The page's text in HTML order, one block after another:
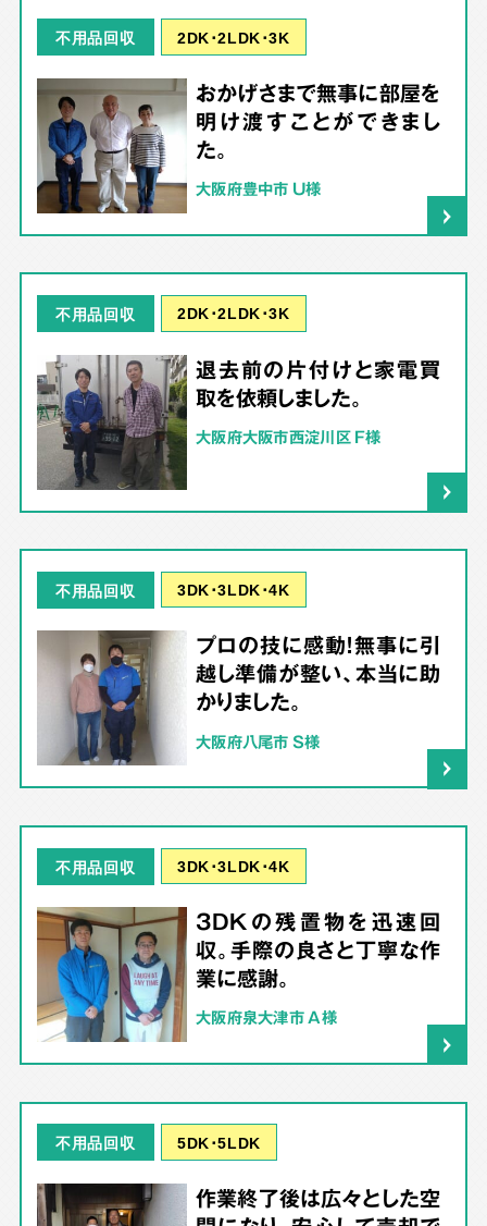
不用品回収 2DK･2LDK･3K
おかげさまで無事に部屋を
明け渡すことができまし
た。
大阪府豊中市 U様
不用品回収 2DK･2LDK･3K
退去前の片付けと家電買
取を依頼しました。
大阪府大阪市西淀川区 F様
不用品回収 3DK･3LDK･4K
プロの技に感動！無事に引
越し準備が整い、本当に助
かりました。
大阪府八尾市 S様
不用品回収 3DK･3LDK･4K
3DKの残置物を迅速回
収。手際の良さと丁寧な作
業に感謝。
大阪府泉大津市 A様
不用品回収 5DK･5LDK
作業終了後は広々とした空